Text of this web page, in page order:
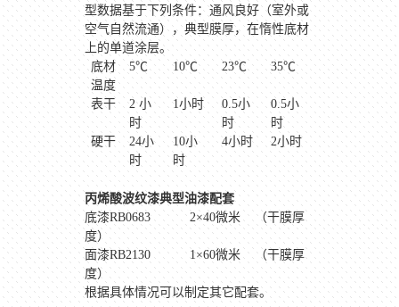
型数据基于下列条件：通风良好（室外或
空气自然流通），典型膜厚，在惰性底材
上的单道涂层。
底材
温度
5℃ 10℃ 23℃ 35℃
表干 2小
时
1小时 0.5小
时
0.5小
时
硬干
24小
时
10小
时
4小时 2小时
丙烯酸波纹漆典型油漆配套
底漆RB0683 2×40微米
（干膜厚
度）
面漆RB2130 1×60微米
（干膜厚
度）
根据具体情况可以制定其它配套。